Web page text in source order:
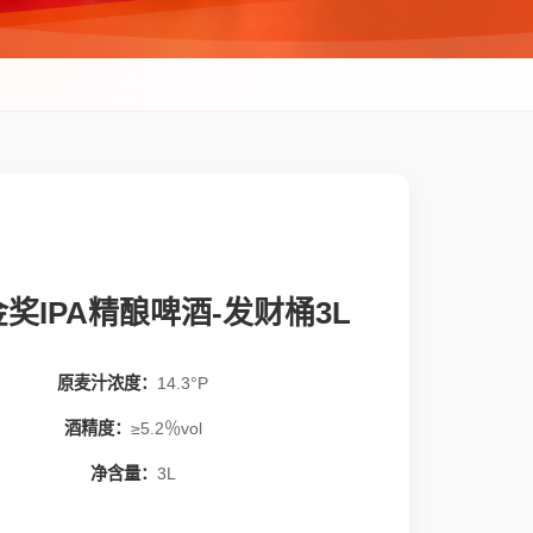
IPA精酿啤酒-发财桶3L
原麦汁浓度： 14.3°P
酒精度： ≥5.2％vol
净含量： 3L